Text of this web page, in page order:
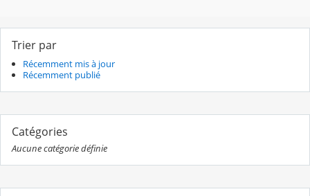
Trier par
Récemment mis à jour
Récemment publié
Catégories
Aucune catégorie définie